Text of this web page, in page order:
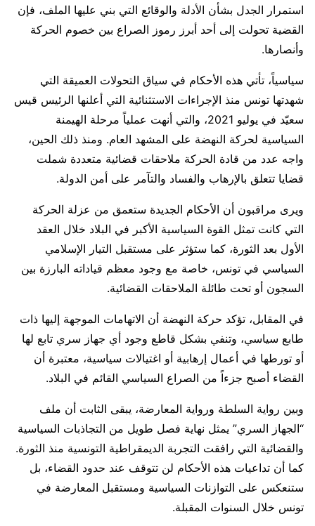
استمرار الجدل بشأن الأدلة والوقائع التي بني عليها الملف، فإن
القضية تحولت إلى أحد أبرز رموز الصراع بين خصوم الحركة
وأنصارها.
سياسياً، تأتي هذه الأحكام في سياق التحولات العميقة التي
شهدتها تونس منذ الإجراءات الاستثنائية التي أعلنها الرئيس قيس
سعيّد في يوليو 2021، والتي أنهت عملياً مرحلة الهيمنة
السياسية لحركة النهضة على المشهد العام. ومنذ ذلك الحين،
واجه عدد من قادة الحركة ملاحقات قضائية متعددة شملت
قضايا تتعلق بالإرهاب والفساد والتآمر على أمن الدولة.
ويرى مراقبون أن الأحكام الجديدة ستعمق من عزلة الحركة
التي كانت تمثل القوة السياسية الأكبر في البلاد خلال العقد
الأول بعد الثورة، كما ستؤثر على مستقبل التيار الإسلامي
السياسي في تونس، خاصة مع وجود معظم قياداته البارزة بين
السجون أو تحت طائلة الملاحقات القضائية.
في المقابل، تؤكد حركة النهضة أن الاتهامات الموجهة إليها ذات
طابع سياسي، وتنفي بشكل قاطع وجود أي جهاز سري تابع لها
أو تورطها في أعمال إرهابية أو اغتيالات سياسية، معتبرة أن
القضاء أصبح جزءاً من الصراع السياسي القائم في البلاد.
وبين رواية السلطة ورواية المعارضة، يبقى الثابت أن ملف
“الجهاز السري” يمثل نهاية فصل طويل من التجاذبات السياسية
والقضائية التي رافقت التجربة الديمقراطية التونسية منذ الثورة.
كما أن تداعيات هذه الأحكام لن تتوقف عند حدود القضاء، بل
ستنعكس على التوازنات السياسية ومستقبل المعارضة في
تونس خلال السنوات المقبلة.